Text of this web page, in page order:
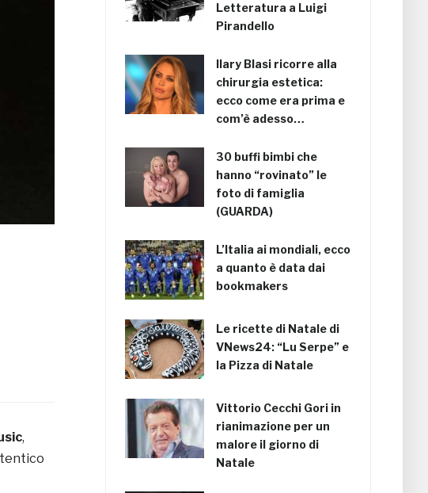
,
Letteratura a Luigi
Pirandello
Ilary Blasi ricorre alla
chirurgia estetica:
ecco come era prima e
com’è adesso…
30 buffi bimbi che
hanno “rovinato” le
foto di famiglia
(GUARDA)
L’Italia ai mondiali, ecco
a quanto è data dai
bookmakers
Le ricette di Natale di
VNews24: “Lu Serpe” e
la Pizza di Natale
Vittorio Cecchi Gori in
rianimazione per un
malore il giorno di
Natale